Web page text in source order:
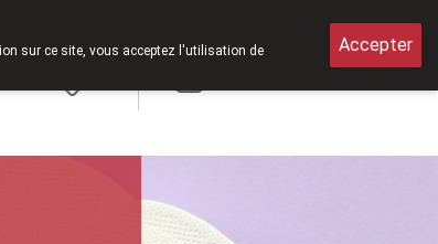
sur ce site, vous acceptez l'utilisation de
Accepter